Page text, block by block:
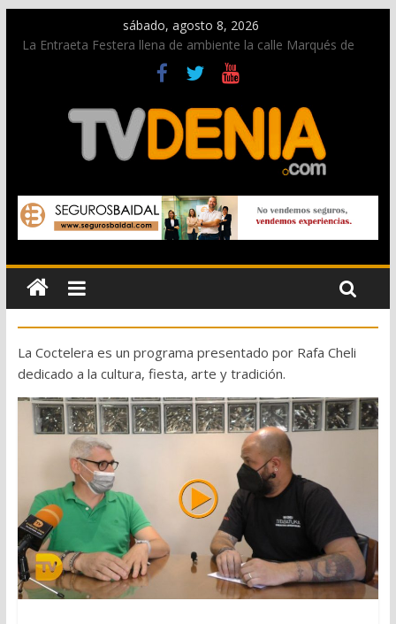
sábado, agosto 8, 2026
La Entraeta Festera llena de ambiente la calle Marqués de
Campo con la recepción a la Capitanía Cristiana
Dos personas fallecen en un grave accidente en la N-332
entre Benissa y Calp
Una nueva oportunidad para donar sangre en Cruz Roja
El bando moro protagonista en la Segunda Entraeta Festera
Paco Adsuar dona al Arxiu de Dénia más de 50.000 imágenes
de la memoria visual de la ciudad
La Coctelera es un programa presentado por Rafa Cheli
dedicado a la cultura, fiesta, arte y tradición.